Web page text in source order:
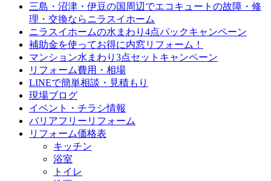
三島・沼津・伊豆の国周辺でエコキュートの故障・修
理・交換ならニラスイホーム
ニラスイホームの水まわり4点パックキャンペーン
補助金を使ってお得に内窓リフォーム！
マンション水まわり3点セットキャンペーン
リフォーム費用・相場
LINEで簡単相談・見積もり
現場ブログ
イベント・チラシ情報
バリアフリーリフォーム
リフォーム価格表
キッチン
浴室
トイレ